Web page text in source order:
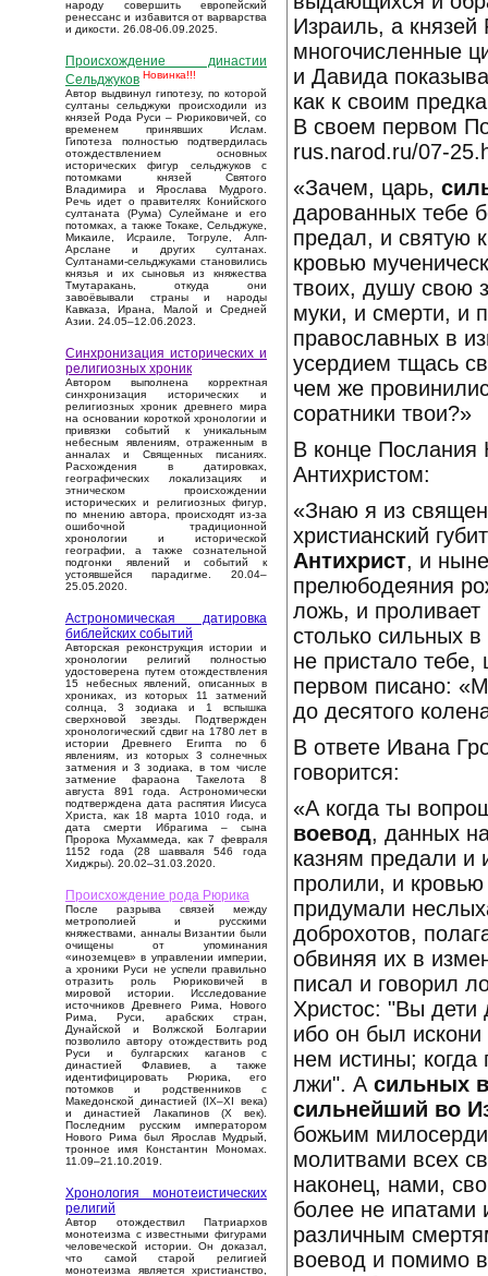
народу совершить европейский
ренессанс и избавится от варварства
и дикости. 26.08-06.09.2025.
Происхождение династии
Сельджуков Новинка!!!
Автор выдвинул гипотезу, по которой
султаны сельджуки происходили из
князей Рода Руси – Рюриковичей, со
временем принявших Ислам.
Гипотеза полностью подтвердилась
отождествлением основных
исторических фигур сельджуков с
потомками князей Святого
Владимира и Ярослава Мудрого.
Речь идет о правителях Конийского
султаната (Рума) Сулеймане и его
потомках, а также Токаке, Сельджуке,
Микаиле, Исраиле, Тогруле, Алп-
Арслане и других султанах.
Султанами-сельджуками становились
князья и их сыновья из княжества
Тмутаракань, откуда они
завоёвывали страны и народы
Кавказа, Ирана, Малой и Средней
Азии. 24.05–12.06.2023.
Синхронизация исторических и
религиозных хроник
Автором выполнена корректная
синхронизация исторических и
религиозных хроник древнего мира
на основании короткой хронологии и
привязки событий к уникальным
небесным явлениям, отраженным в
анналах и Священных писаниях.
Расхождения в датировках,
географических локализациях и
этническом происхождении
исторических и религиозных фигур,
по мнению автора, происходят из-за
ошибочной традиционной
хронологии и исторической
географии, а также сознательной
подгонки явлений и событий к
устоявшейся парадигме. 20.04–
25.05.2020.
Астрономическая датировка
библейских событий
Авторская реконструкция истории и
хронологии религий полностью
удостоверена путем отождествления
15 небесных явлений, описанных в
хрониках, из которых 11 затмений
солнца, 3 зодиака и 1 вспышка
сверхновой звезды. Подтвержден
хронологический сдвиг на 1780 лет в
истории Древнего Египта по 6
явлениям, из которых 3 солнечных
затмения и 3 зодиака, в том числе
затмение фараона Такелота 8
августа 891 года. Астрономически
подтверждена дата распятия Иисуса
Христа, как 18 марта 1010 года, и
дата смерти Ибрагима – сына
Пророка Мухаммеда, как 7 февраля
1152 года (28 шавваля 546 года
Хиджры). 20.02–31.03.2020.
Происхождение рода Рюрика
После разрыва связей между
метрополией и русскими
княжествами, анналы Византии были
очищены от упоминания
«иноземцев» в управлении империи,
а хроники Руси не успели правильно
отразить роль Рюриковичей в
мировой истории. Исследование
источников Древнего Рима, Нового
Рима, Руси, арабских стран,
Дунайской и Волжской Болгарии
позволило автору отождествить род
Руси и булгарских каганов с
династией Флавиев, а также
идентифицировать Рюрика, его
потомков и родственников с
Македонской династией (IX–XI века)
и династией Лакапинов (X век).
Последним русским императором
Нового Рима был Ярослав Мудрый,
тронное имя Константин Мономах.
11.09–21.10.2019.
Хронология монотеистических
религий
Автор отождествил Патриархов
монотеизма с известными фигурами
человеческой истории. Он доказал,
что самой старой религией
монотеизма является христианство,
Израиль, а князей
многочисленные
и Давида
как к своим
В своем первом
rus.narod.ru/07-
«Зачем, царь,
дарованных тебе
предал, и святую
кровью
твоих, душу свою
муки, и смерти, и
православных в
усердием тщась
чем же
соратники твои?»
В конце Послания
Антихристом:
«Знаю я из
христианский
Антихрист, и
прелюбодеяния
ложь, и проливает
столько сильных
не пристало тебе,
первом писано:
до десятого
В ответе Ивана
говорится:
«А когда ты
воевод, данных
казням предали и
пролили, и
придумали
доброхотов,
обвиняя их в
писал и говорил
Христос: "Вы дети
ибо он был искони
нем истины; когда
лжи". А сильных
сильнейший во
божьим
молитвами всех
наконец, нами,
более не ипатами
различным
воевод и помимо